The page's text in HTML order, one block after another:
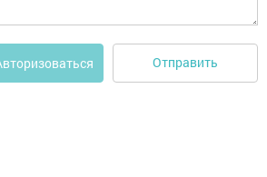
Отправить